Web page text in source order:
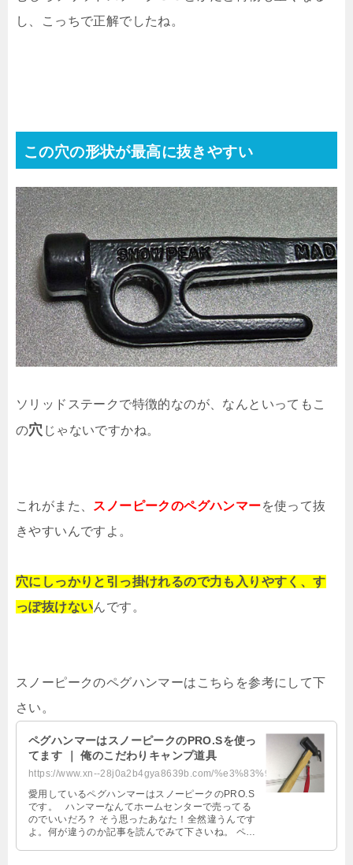
し、こっちで正解でしたね。
この穴の形状が最高に抜きやすい
ソリッドステークで特徴的なのが、なんといってもこ
の穴 じゃないですかね。
これがまた、 スノーピークのペグハンマーを使って抜
きやすいんですよ。
穴にしっかりと引っ掛けれるので力も入りやすく、す
っぽ抜けないんです。
スノーピークのペグハンマーはこちらを参考にして下
さい。
ペグハンマーはスノーピークのPRO.Sを使っ
てます ｜ 俺のこだわりキャンプ道具
https://www.xn--28j0a2b4gya8639b.com/%e3%83%9a%e3%82%b0%e3%83%8f%e3%83%b3%e3%...
愛用しているペグハンマーはスノーピークのPRO.S
です。 ハンマーなんてホームセンターで売ってる
のでいいだろ？ そう思ったあなた！全然違うんです
よ。何が違うのか記事を読んでみて下さいね。 ペグ